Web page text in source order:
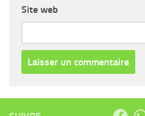
Site web